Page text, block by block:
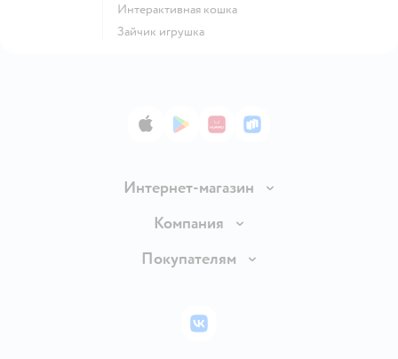
Интерактивная кошка
Зайчик игрушка
App StoreGoogle Play
AppGallery
RuStore
Интернет-магазин
Доставка и оплата
Правила продажи
Политика использования файлов cookie
Компания
Вакансии
Покупателям
Бонусные карты
ВКонтакте